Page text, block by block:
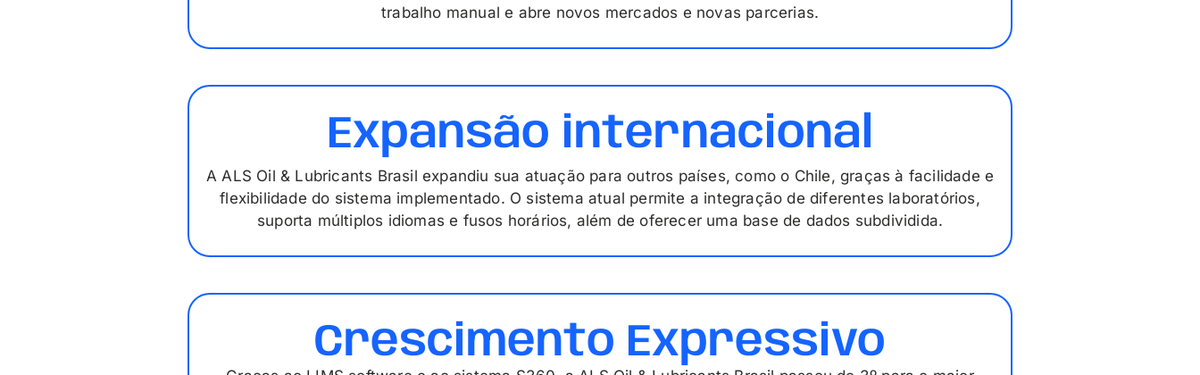
trabalho manual e abre novos mercados e novas parcerias.
Expansão internacional
A ALS Oil & Lubricants Brasil expandiu sua atuação para outros países, como o Chile, graças à facilidade e
flexibilidade do sistema implementado. O sistema atual permite a integração de diferentes laboratórios,
suporta múltiplos idiomas e fusos horários, além de oferecer uma base de dados subdividida.
Crescimento Expressivo